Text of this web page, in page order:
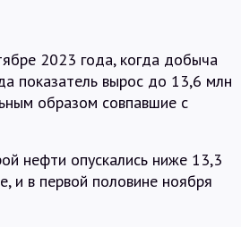
2023 года, когда добыча
показатель вырос до 13,6 млн
образом совпавшие с
нефти опускались ниже 13,3
и в первой половине ноября